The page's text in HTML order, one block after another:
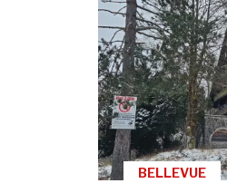
BELLEVUE